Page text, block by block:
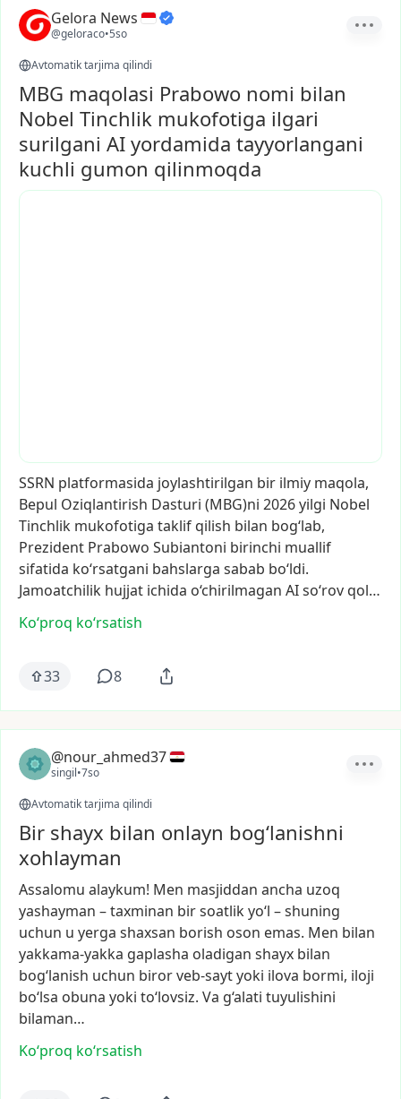
Gelora News
@geloraco•5so
Avtomatik tarjima qilindi
MBG maqolasi Prabowo nomi bilan
Nobel Tinchlik mukofotiga ilgari
surilgani AI yordamida tayyorlangani
kuchli gumon qilinmoqda
SSRN platformasida joylashtirilgan bir ilmiy maqola,
Bepul Oziqlantirish Dasturi (MBG)ni 2026yilgi Nobel
Tinchlik mukofotiga taklif qilish bilan bog‘lab,
Prezident Prabowo Subiantoni birinchi muallif
sifatida ko‘rsatgani bahslarga sabab bo‘ldi.
Jamoatchilik hujjat ichida o‘chirilmagan AIso‘rov qol…
Ko‘proq koʻrsatish
33 8
@nour_ahmed37
singil•7so
Avtomatik tarjima qilindi
Bir shayx bilan onlayn bog‘lanishni
xohlayman
Assalomu alaykum! Men masjiddan ancha uzoq
yashayman –taxminan birsoatlikyo‘l –shuning
uchun u yerga shaxsan borish oson emas. Men bilan
yakkama-yakka gaplasha oladigan shayx bilan
bog‘lanish uchun birorveb-saytyoki ilova bormi, iloji
bo‘lsa obuna yoki to‘lovsiz. Va g‘alati tuyulishini
bilaman…
Ko‘proq koʻrsatish